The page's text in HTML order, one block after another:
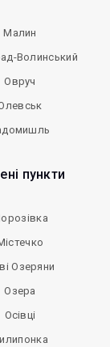
Малин
Волинський
Овруч
пункти
Озеряни
Озера
Осівці